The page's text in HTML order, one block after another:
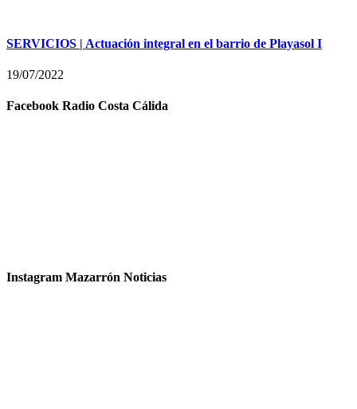
SERVICIOS | Actuación integral en el barrio de Playasol I
19/07/2022
Facebook Radio Costa Cálida
Instagram Mazarrón Noticias